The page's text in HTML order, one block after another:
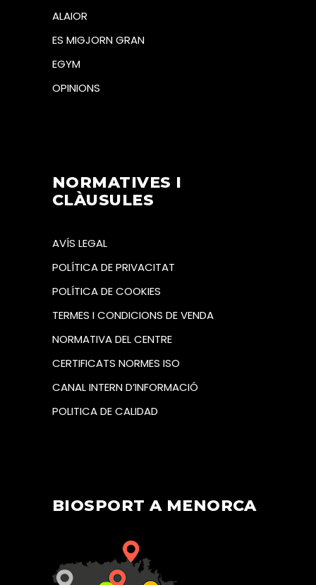
ALAIOR
ES MIGJORN GRAN
EGYM
OPINIONS
NORMATIVES I
CLÀUSULES
AVÍS LEGAL
POLÍTICA DE PRIVACITAT
POLÍTICA DE COOKIES
TERMES I CONDICIONS DE VENDA
NORMATIVA DEL CENTRE
CERTIFICATS NORMES ISO
CANAL INTERN D’INFORMACIÓ
POLITICA DE CALIDAD
BIOSPORT A MENORCA